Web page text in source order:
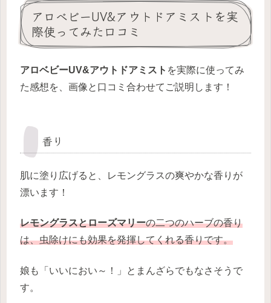
アロベビーUV&アウトドアミストを実
際使ってみた口コミ
アロベビーUV&アウトドアミスト を実際に使ってみ
た感想を、画像と口コミ合わせてご説明します！
香り
肌に塗り広げると、レモングラスの爽やかな香りが
漂います！
レモングラスとローズマリーの二つのハーブの香り
は、虫除けにも効果を発揮してくれる香りです。
娘も「いいにおい～！」とまんざらでもなさそうで
す。